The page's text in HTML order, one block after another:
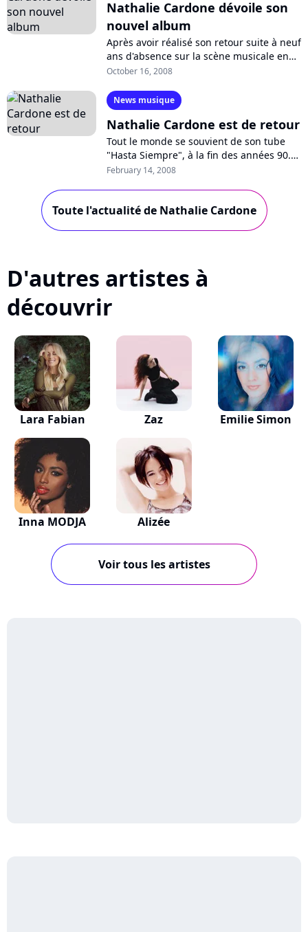
Nathalie Cardone dévoile son
nouvel album
Après avoir réalisé son retour suite à neuf
ans d'absence sur la scène musicale en
ce début d'année avec "Yo Soy Rebelde",
October 16, 2008
News musique
Nathalie Cardone est de retour
Tout le monde se souvient de son tube
"Hasta Siempre", à la fin des années 90.
La chanteuse et comédienne Nathalie
February 14, 2008
Toute l'actualité de Nathalie Cardone
D'autres artistes à
découvrir
Lara Fabian Zaz Emilie Simon
Inna MODJA Alizée
Voir tous les artistes